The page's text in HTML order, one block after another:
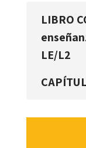
LIBRO
LE/L2